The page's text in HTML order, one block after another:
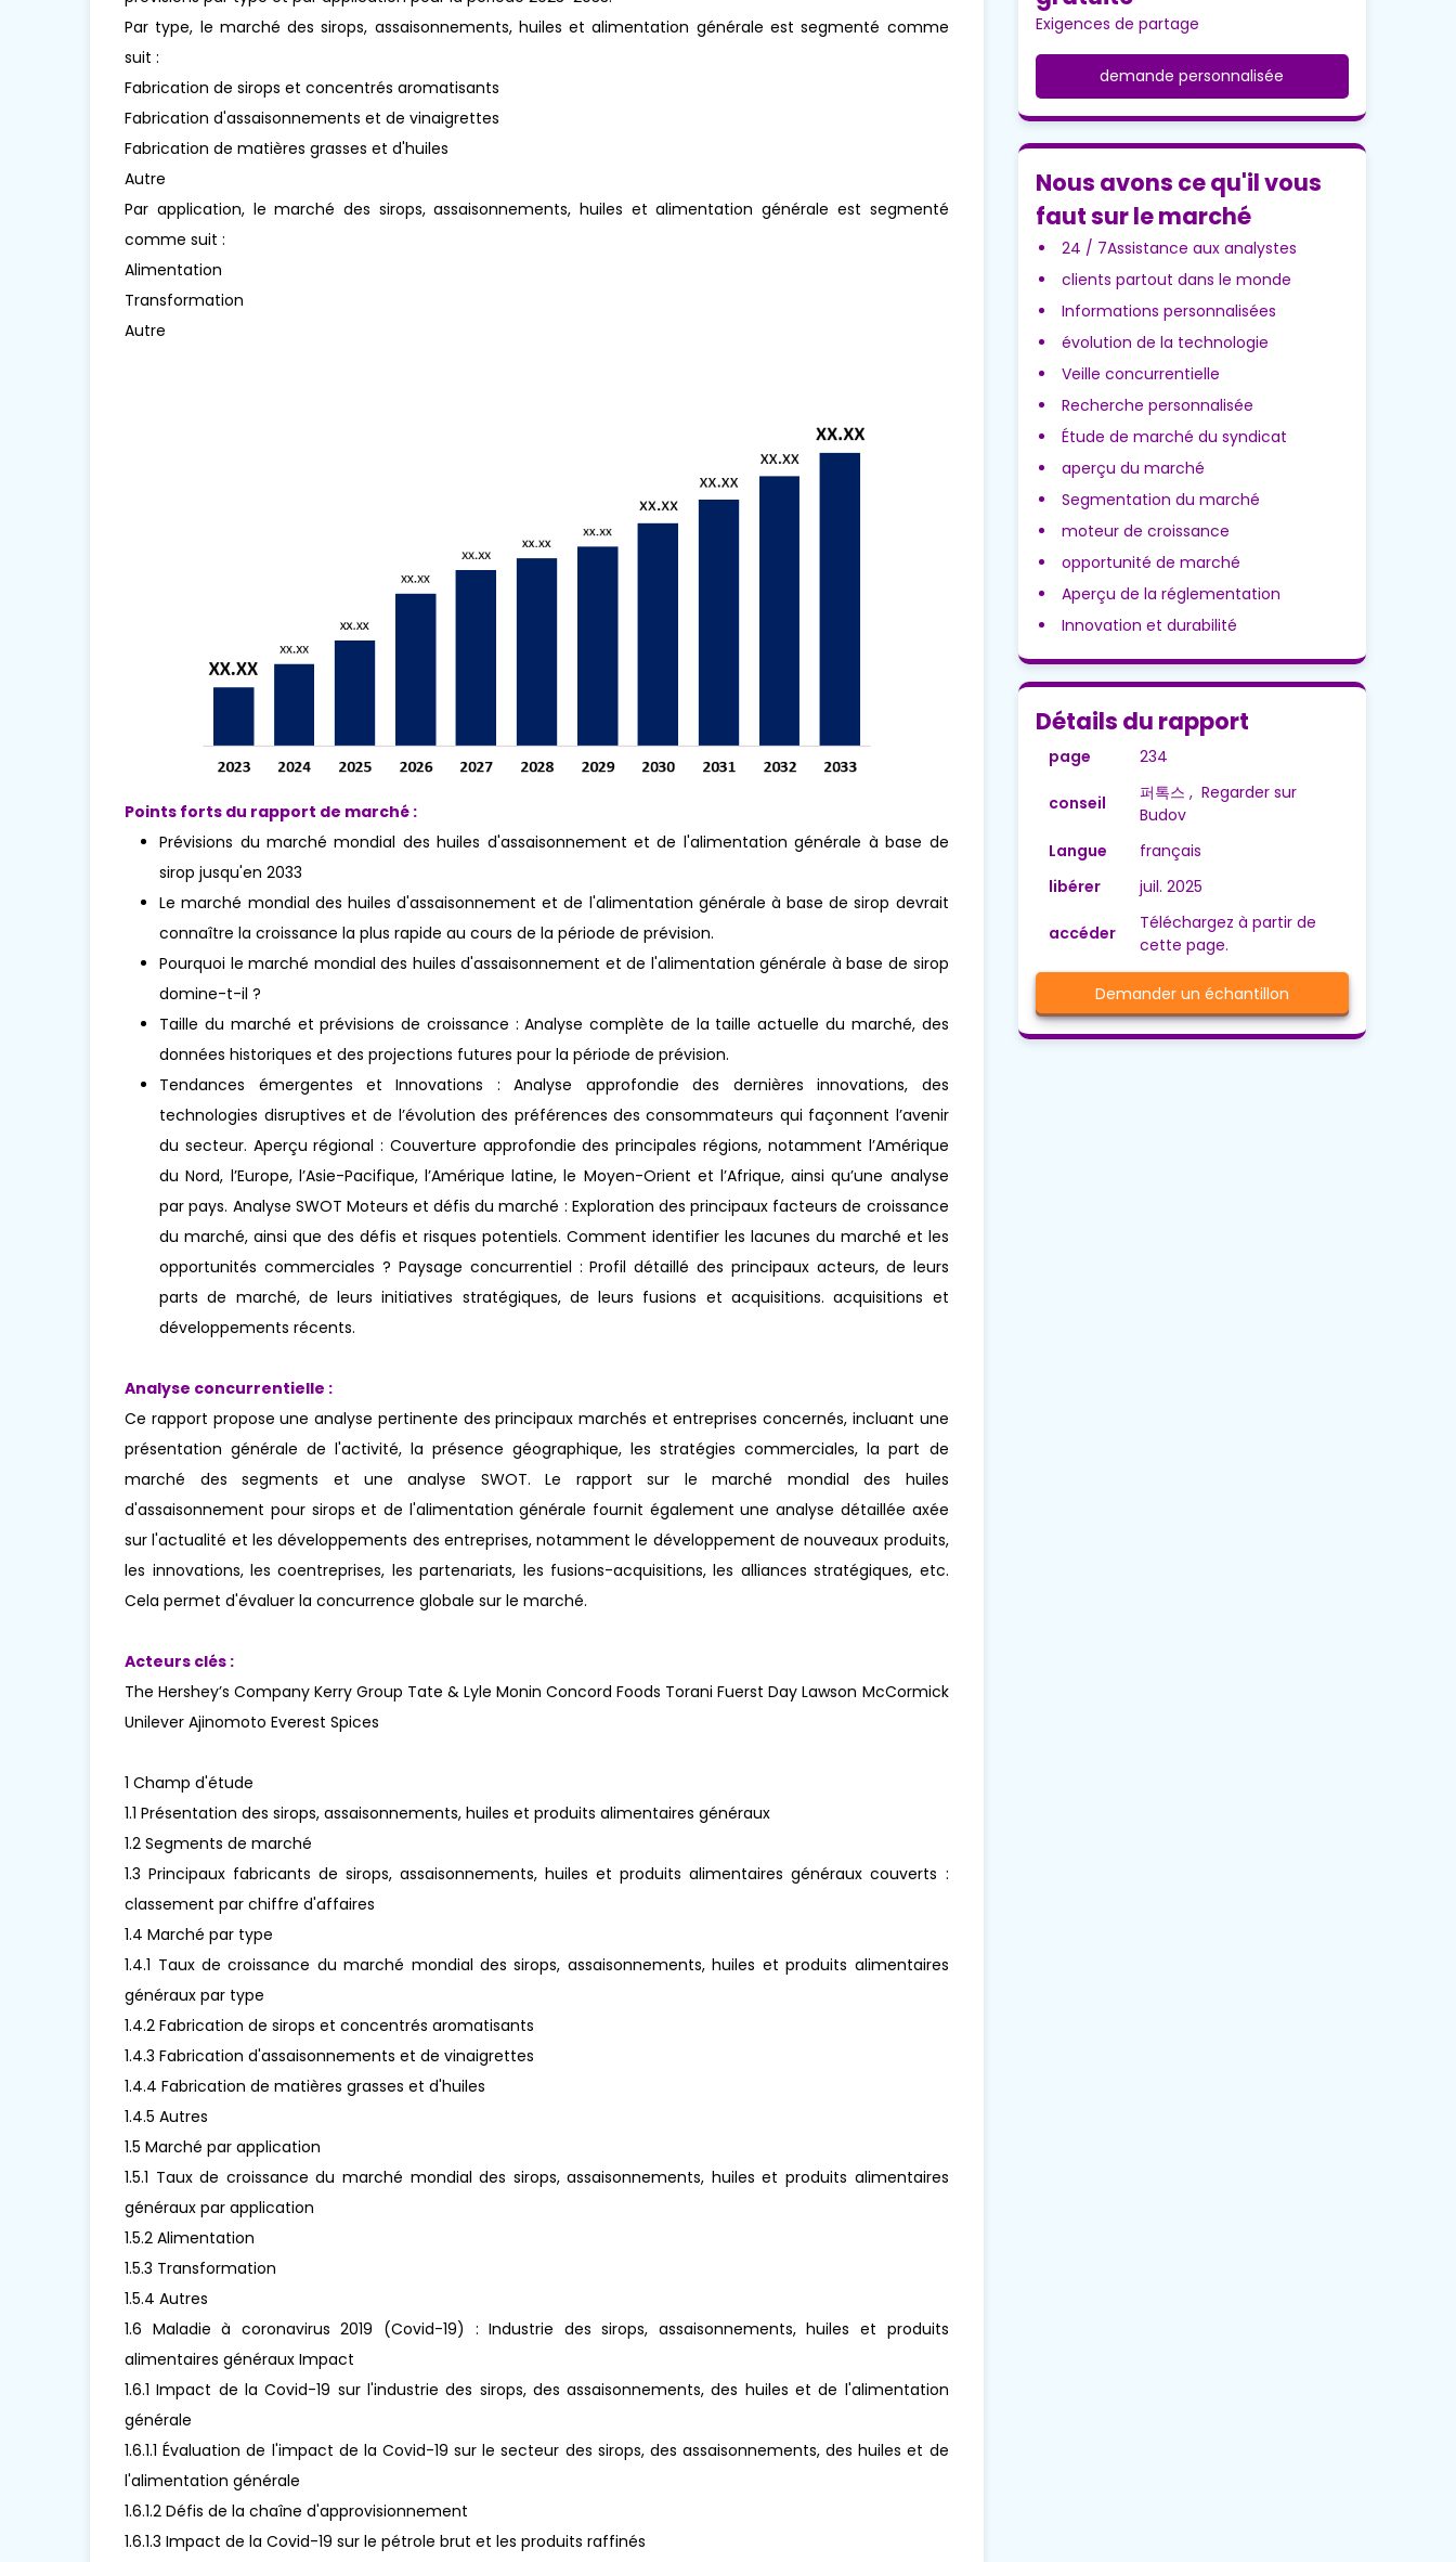
Par type, le marché des sirops, assaisonnements, huiles et alimentation générale est segmenté comme
suit :
Fabrication de sirops et concentrés aromatisants
Fabrication d'assaisonnements et de vinaigrettes
Fabrication de matières grasses et d'huiles
Autre
Par application, le marché des sirops, assaisonnements, huiles et alimentation générale est segmenté
comme suit :
Alimentation
Transformation
Autre
Points forts du rapport de marché :
Prévisions du marché mondial des huiles d'assaisonnement et de l'alimentation générale à base de
sirop jusqu'en 2033
Le marché mondial des huiles d'assaisonnement et de l'alimentation générale à base de sirop devrait
connaître la croissance la plus rapide au cours de la période de prévision.
Pourquoi le marché mondial des huiles d'assaisonnement et de l'alimentation générale à base de sirop
domine-t-il ?
Taille du marché et prévisions de croissance : Analyse complète de la taille actuelle du marché, des
données historiques et des projections futures pour la période de prévision.
Tendances émergentes et Innovations : Analyse approfondie des dernières innovations, des
technologies disruptives et de l’évolution des préférences des consommateurs qui façonnent l’avenir
du secteur. Aperçu régional : Couverture approfondie des principales régions, notamment l’Amérique
du Nord, l’Europe, l’Asie-Pacifique, l’Amérique latine, le Moyen-Orient et l’Afrique, ainsi qu’une analyse
par pays. Analyse SWOT Moteurs et défis du marché : Exploration des principaux facteurs de croissance
du marché, ainsi que des défis et risques potentiels. Comment identifier les lacunes du marché et les
opportunités commerciales ? Paysage concurrentiel : Profil détaillé des principaux acteurs, de leurs
parts de marché, de leurs initiatives stratégiques, de leurs fusions et acquisitions. acquisitions et
développements récents.
Analyse concurrentielle :
Ce rapport propose une analyse pertinente des principaux marchés et entreprises concernés, incluant une
présentation générale de l'activité, la présence géographique, les stratégies commerciales, la part de
marché des segments et une analyse SWOT. Le rapport sur le marché mondial des huiles
d'assaisonnement pour sirops et de l'alimentation générale fournit également une analyse détaillée axée
sur l'actualité et les développements des entreprises, notamment le développement de nouveaux produits,
les innovations, les coentreprises, les partenariats, les fusions-acquisitions, les alliances stratégiques, etc.
Cela permet d'évaluer la concurrence globale sur le marché.
Acteurs clés :
The Hershey’s Company Kerry Group Tate & Lyle Monin Concord Foods Torani Fuerst Day Lawson McCormick
Unilever Ajinomoto Everest Spices
1 Champ d'étude
1.1 Présentation des sirops, assaisonnements, huiles et produits alimentaires généraux
1.2 Segments de marché
1.3 Principaux fabricants de sirops, assaisonnements, huiles et produits alimentaires généraux couverts :
classement par chiffre d'affaires
1.4 Marché par type
1.4.1 Taux de croissance du marché mondial des sirops, assaisonnements, huiles et produits alimentaires
généraux par type
1.4.2 Fabrication de sirops et concentrés aromatisants
1.4.3 Fabrication d'assaisonnements et de vinaigrettes
1.4.4 Fabrication de matières grasses et d'huiles
1.4.5 Autres
1.5 Marché par application
1.5.1 Taux de croissance du marché mondial des sirops, assaisonnements, huiles et produits alimentaires
généraux par application
1.5.2 Alimentation
1.5.3 Transformation
1.5.4 Autres
1.6 Maladie à coronavirus 2019 (Covid-19) : Industrie des sirops, assaisonnements, huiles et produits
alimentaires généraux Impact
1.6.1 Impact de la Covid-19 sur l'industrie des sirops, des assaisonnements, des huiles et de l'alimentation
générale
1.6.1.1 Évaluation de l'impact de la Covid-19 sur le secteur des sirops, des assaisonnements, des huiles et de
l'alimentation générale
1.6.1.2 Défis de la chaîne d'approvisionnement
1.6.1.3 Impact de la Covid-19 sur le pétrole brut et les produits raffinés
Exigences de partage
demande personnalisée
Nous avons ce qu'il vous
faut sur le marché
24 / 7Assistance aux analystes
clients partout dans le monde
Informations personnalisées
évolution de la technologie
Veille concurrentielle
Recherche personnalisée
Étude de marché du syndicat
aperçu du marché
Segmentation du marché
moteur de croissance
opportunité de marché
Aperçu de la réglementation
Innovation et durabilité
Détails du rapport
page 234
conseil
퍼톡스 , Regarder sur
Budov
Langue
français
libérer
juil. 2025
accéder
Téléchargez à partir de
cette page.
Demander un échantillon